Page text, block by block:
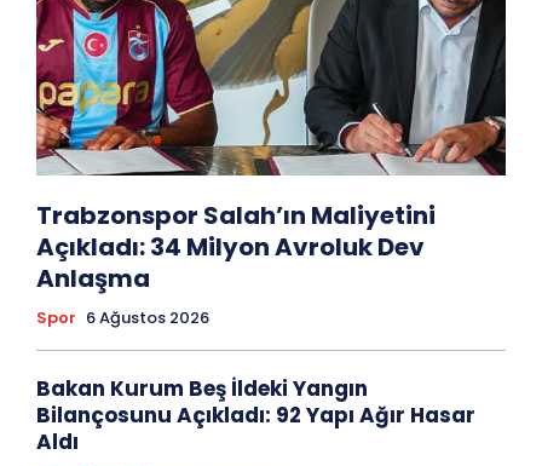
Trabzonspor Salah’ın Maliyetini
Açıkladı: 34 Milyon Avroluk Dev
Anlaşma
Spor 6 Ağustos 2026
Bakan Kurum Beş İldeki Yangın
Bilançosunu Açıkladı: 92 Yapı Ağır Hasar
Aldı